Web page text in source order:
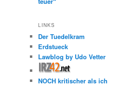
LINKS
Der Tuedelkram
Erdstueck
Lawblog by Udo Vetter
NOCH kritischer als ich